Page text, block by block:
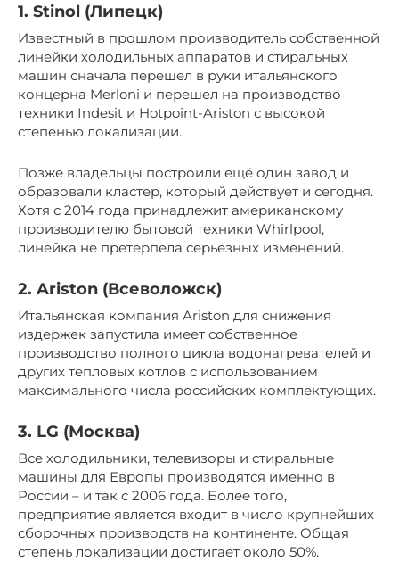
1. Stinol (Липецк)
Известный в прошлом производитель собственной
линейки холодильных аппаратов и стиральных
машин сначала перешел в руки итальянского
концерна Merloni и перешел на производство
техники Indesit и Hotpoint-Ariston с высокой
степенью локализации.
Позже владельцы построили ещё один завод и
образовали кластер, который действует и сегодня.
Хотя с 2014 года принадлежит американскому
производителю бытовой техники Whirlpool,
линейка не претерпела серьезных изменений.
2. Ariston (Всеволожск)
Итальянская компания Ariston для снижения
издержек запустила имеет собственное
производство полного цикла водонагревателей и
других тепловых котлов с использованием
максимального числа российских комплектующих.
3. LG (Москва)
Все холодильники, телевизоры и стиральные
машины для Европы производятся именно в
России – и так с 2006 года. Более того,
предприятие является входит в число крупнейших
сборочных производств на континенте. Общая
степень локализации достигает около 50%.